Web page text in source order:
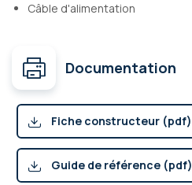
Câble d'alimentation
Documentation
Fiche constructeur (pdf)
Guide de référence (pdf)